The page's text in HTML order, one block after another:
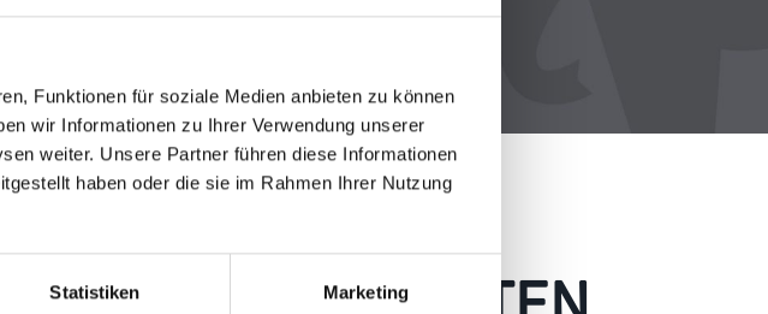
Funktionen für soziale Medien anbieten zu können
wir Informationen zu Ihrer Verwendung unserer
weiter. Unsere Partner führen diese Informationen
haben oder die sie im Rahmen Ihrer Nutzung
Statistiken Marketing